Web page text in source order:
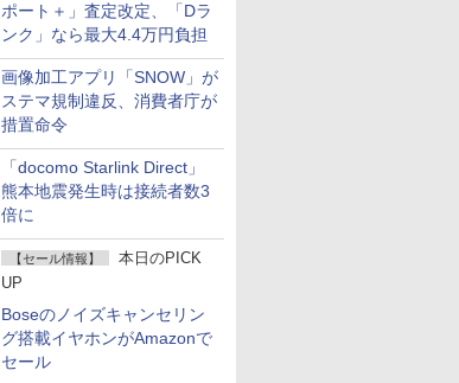
ポート＋」査定改定、「Dラ
ンク」なら最大4.4万円負担
画像加工アプリ「SNOW」が
ステマ規制違反、消費者庁が
措置命令
「docomo Starlink Direct」
熊本地震発生時は接続者数3
倍に
【セール情報】
本日のPICK
UP
Boseのノイズキャンセリン
グ搭載イヤホンがAmazonで
セール